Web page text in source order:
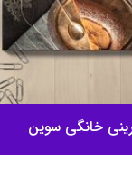
خانگی سوین